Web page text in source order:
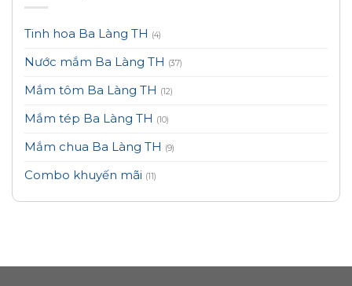
Tinh hoa Ba Làng TH (4)
Nước mắm Ba Làng TH (37)
Mắm tôm Ba Làng TH (12)
Mắm tép Ba Làng TH (10)
Mắm chua Ba Làng TH (9)
Combo khuyến mãi (11)